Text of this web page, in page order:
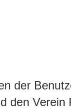
der
den Verein